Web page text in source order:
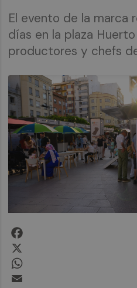
El evento de la marca
días en la plaza
productores y chefs